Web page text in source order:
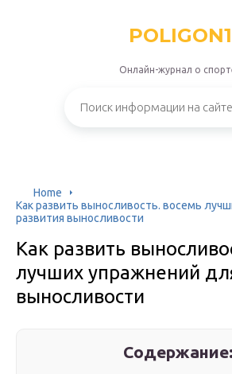
Онлайн-журнал о
Home
Как развить выносливость. восемь
развития выносливости
Как развить
лучших упражнений
выносливости
Содержание: